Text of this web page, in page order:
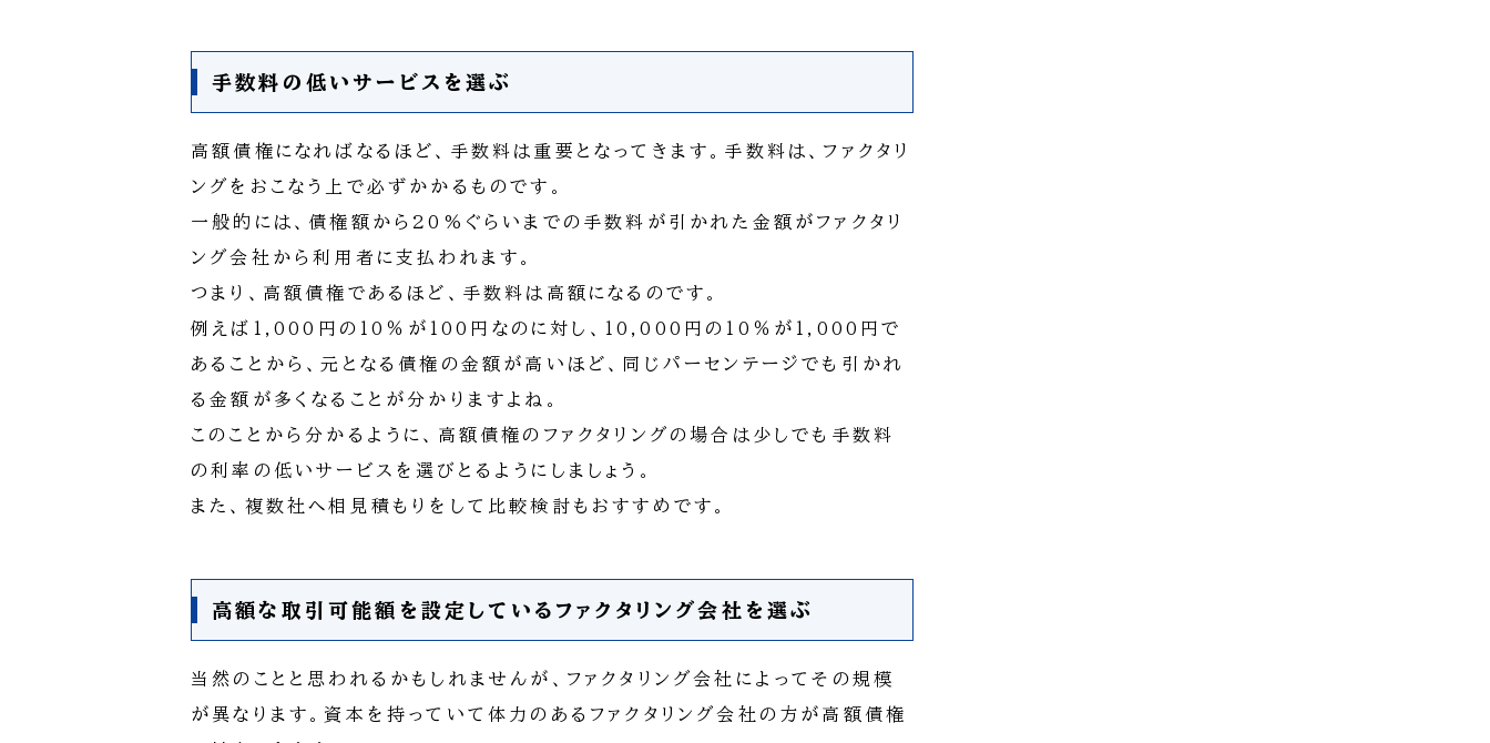
手数料の低いサービスを選ぶ
高額債権になればなるほど、手数料は重要となってきます。手数料は、ファクタリ
ングをおこなう上で必ずかかるものです。
一般的には、債権額から20%ぐらいまでの手数料が引かれた金額がファクタリ
ング会社から利用者に支払われます。
つまり、高額債権であるほど、手数料は高額になるのです。
例えば1,000円の10％が100円なのに対し、10,000円の10％が1,000円で
あることから、元となる債権の金額が高いほど、同じパーセンテージでも引かれ
る金額が多くなることが分かりますよね。
このことから分かるように、高額債権のファクタリングの場合は少しでも手数料
の利率の低いサービスを選びとるようにしましょう。
また、複数社へ相見積もりをして比較検討もおすすめです。
高額な取引可能額を設定しているファクタリング会社を選ぶ
当然のことと思われるかもしれませんが、ファクタリング会社によってその規模
が異なります。資本を持っていて体力のあるファクタリング会社の方が高額債権